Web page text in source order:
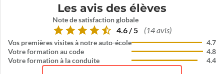
Les avis des élèves
Note de satisfaction globale
4.6 / 5 (14 avis)
Vos premières visites à notre auto-école
Votre formation au code
Votre formation à la conduite
4.7
4.8
4.4